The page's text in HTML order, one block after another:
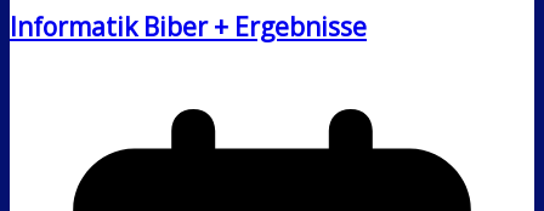
Informatik Biber + Ergebnisse